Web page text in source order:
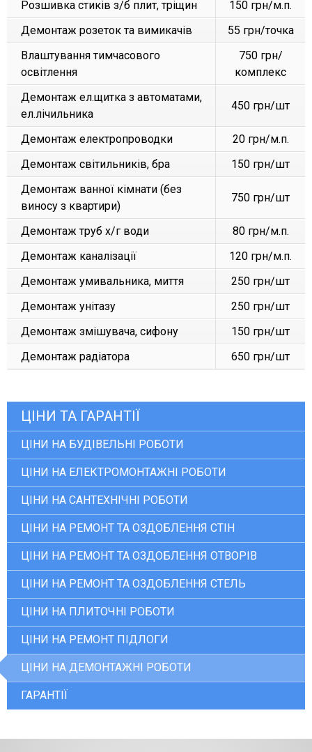
Розшивка стиків з/б плит, тріщин
150 грн/м.п.
Демонтаж розеток та вимикачів
55 грн/точка
Влаштування тимчасового
освітлення
750 грн/
комплекс
Демонтаж ел.щитка з автоматами,
ел.лічильника
450 грн/шт
Демонтаж електропроводки
20 грн/м.п.
Демонтаж світильників, бра
150 грн/шт
Демонтаж ванної кімнати (без
виносу з квартири)
750 грн/шт
Демонтаж труб х/г води
80 грн/м.п.
Демонтаж каналізації
120 грн/м.п.
Демонтаж умивальника, миття
250 грн/шт
Демонтаж унітазу
250 грн/шт
Демонтаж змішувача, сифону
150 грн/шт
Демонтаж радіатора
650 грн/шт
ЦІНИ ТА ГАРАНТІЇ
ЦІНИ НА БУДІВЕЛЬНІ РОБОТИ
ЦІНИ НА ЕЛЕКТРОМОНТАЖНІ РОБОТИ
ЦІНИ НА САНТЕХНІЧНІ РОБОТИ
ЦІНИ НА РЕМОНТ ТА ОЗДОБЛЕННЯ СТІН
ЦІНИ НА РЕМОНТ ТА ОЗДОБЛЕННЯ ОТВОРІВ
ЦІНИ НА РЕМОНТ ТА ОЗДОБЛЕННЯ СТЕЛЬ
ЦІНИ НА ПЛИТОЧНІ РОБОТИ
ЦІНИ НА РЕМОНТ ПІДЛОГИ
ЦІНИ НА ДЕМОНТАЖНІ РОБОТИ
ГАРАНТІЇ